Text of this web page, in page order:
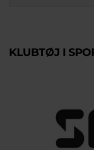
KLUBTØJ I